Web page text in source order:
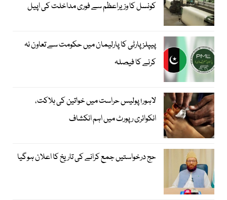
کونسل کا وزیراعظم سے فوری مداخلت کی اپیل
پیپلزپارٹی کا پارلیمان میں حکومت سے تعاون نہ
کرنے کا فیصلہ
لاہور؛ پولیس حراست میں خواتین کی ہلاکت،
انکوائری رپورٹ میں اہم انکشاف
حج درخواستیں جمع کرانے کی تاریخ کا اعلان ہوگیا